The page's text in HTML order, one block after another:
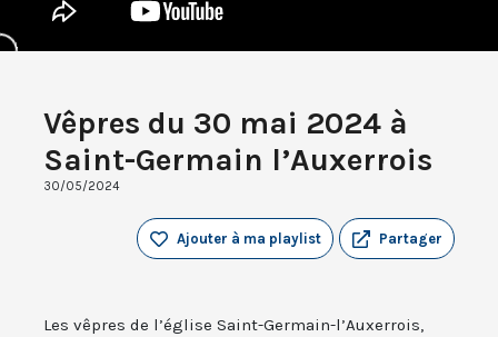
Vêpres du 30 mai 2024 à
Saint-Germain l’Auxerrois
30/05/2024
Partager
Ajouter à ma playlist
Les vêpres de l’église Saint-Germain-l’Auxerrois,